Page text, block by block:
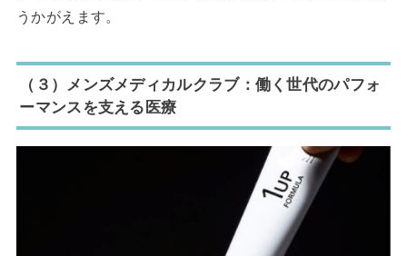
うかがえます。
（３）メンズメディカルクラブ：働く世代のパフォ
ーマンスを支える医療